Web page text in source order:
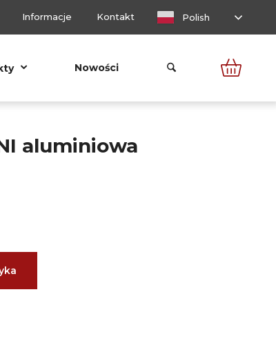
Informacje Kontakt Polish
Nowości
aluminiowa